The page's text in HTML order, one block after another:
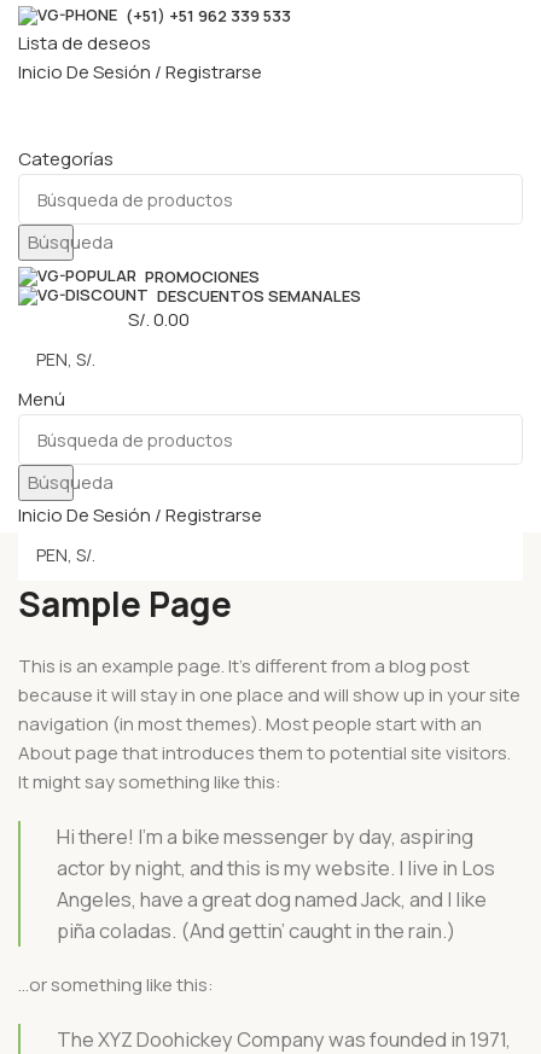
(+51) +51 962 339 533
Lista de deseos
Inicio De Sesión / Registrarse
Categorías
Búsqueda
PROMOCIONES
DESCUENTOS SEMANALES
S/.0.00
Menú
Búsqueda
Inicio De Sesión / Registrarse
Sample Page
This is an example page. It’s different from a blog post
because it will stay in one place and will show up in your site
navigation (in most themes). Most people start with an
About page that introduces them to potential site visitors.
It might say something like this:
Hi there! I’m a bike messenger by day, aspiring
actor by night, and this is my website. I live in Los
Angeles, have a great dog named Jack, and I like
piña coladas. (And gettin’ caught in the rain.)
…or something like this:
The XYZ Doohickey Company was founded in 1971,